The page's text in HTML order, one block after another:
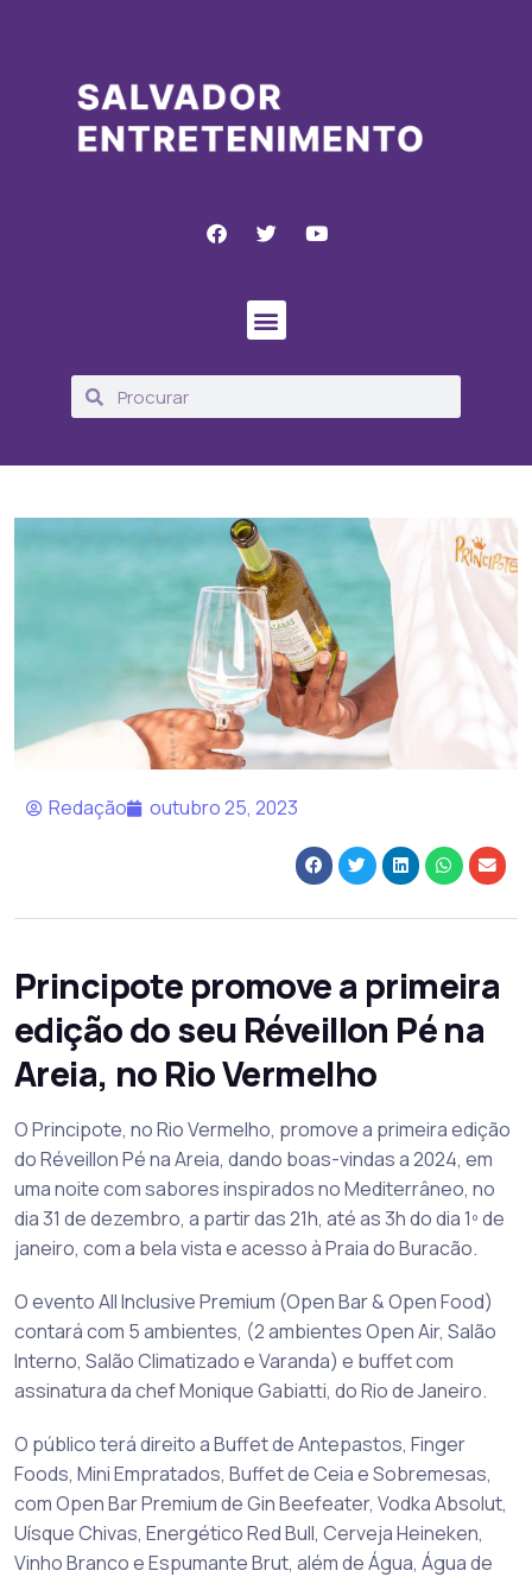
Redação outubro 25, 2023
Principote promove a primeira
edição do seu Réveillon Pé na
Areia, no Rio Vermelho
O Principote, no Rio Vermelho, promove a primeira edição
do Réveillon Pé na Areia, dando boas-vindas a 2024, em
uma noite com sabores inspirados no Mediterrâneo, no
dia 31 de dezembro, a partir das 21h, até as 3h do dia 1º de
janeiro, com a bela vista e acesso à Praia do Buracão.
O evento All Inclusive Premium (Open Bar & Open Food)
contará com 5 ambientes, (2 ambientes Open Air, Salão
Interno, Salão Climatizado e Varanda) e buffet com
assinatura da chef Monique Gabiatti, do Rio de Janeiro.
O público terá direito a Buffet de Antepastos, Finger
Foods, Mini Empratados, Buffet de Ceia e Sobremesas,
com Open Bar Premium de Gin Beefeater, Vodka Absolut,
Uísque Chivas, Energético Red Bull, Cerveja Heineken,
Vinho Branco e Espumante Brut, além de Água, Água de